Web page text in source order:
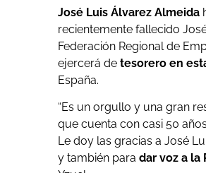
José Luis Álvarez Almeida
recientemente fallecido
Federación Regional de
ejercerá de tesorero en
España.
“Es un orgullo y una gran
que cuenta con casi 50
Le doy las gracias a José
y también para dar voz a la